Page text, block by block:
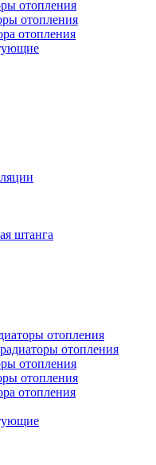
отопления
отопления
отопления
штанга
отопления
отопления
отопления
отопления
отопления